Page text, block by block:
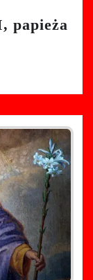
papieża